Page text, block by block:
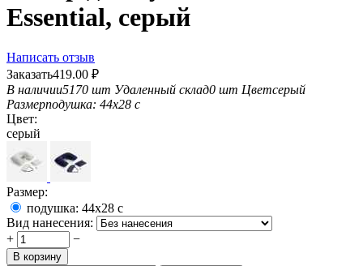
Essential, серый
Написать отзыв
Заказать419.00 ₽
В наличии5170 шт Удаленный склад0 шт Цветсерый
Размерподушка: 44х28 с
Цвет:
серый
Размер:
подушка: 44х28 с
Вид нанесения:
+
−
В корзину